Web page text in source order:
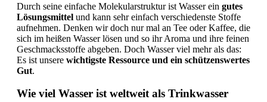
Durch seine einfache Molekularstruktur ist Wasser ein gutes
Lösungsmittel und kann sehr einfach verschiedenste Stoffe
aufnehmen. Denken wir doch nur mal an Tee oder Kaffee, die
sich im heißen Wasser lösen und so ihr Aroma und ihre feinen
Geschmacksstoffe abgeben. Doch Wasser viel mehr als das:
Es ist unsere wichtigste Ressource und ein schützenswertes
Gut.
Wie viel Wasser ist weltweit als Trinkwasser